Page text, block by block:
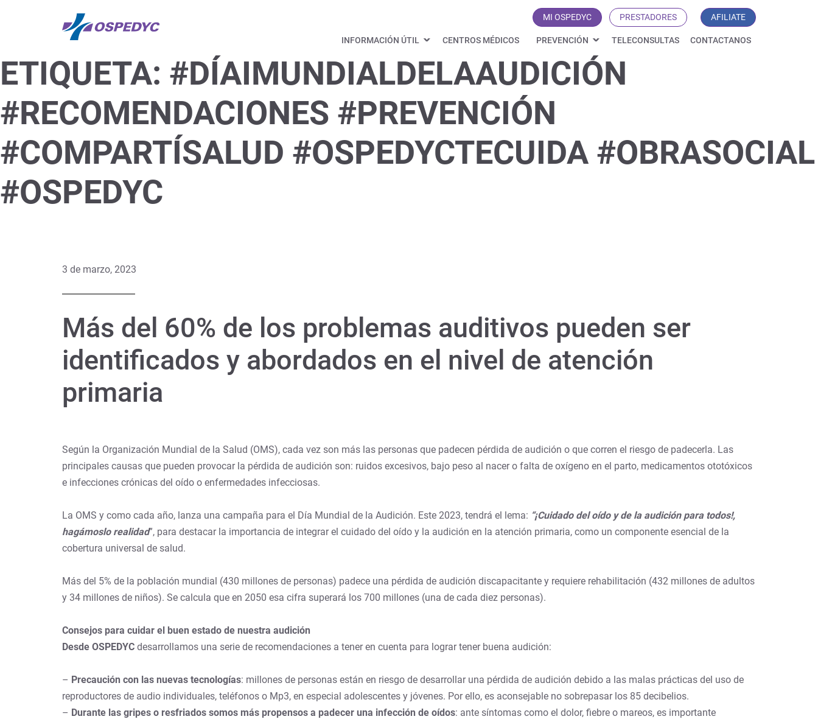
MI OSPEDYC PRESTADORES AFILIATE
INFORMACIÓN ÚTIL CENTROS MÉDICOS PREVENCIÓN TELECONSULTAS CONTACTANOS
ETIQUETA: #DÍAIMUNDIALDELAAUDICIÓN
#RECOMENDACIONES #PREVENCIÓN
#COMPARTÍSALUD #OSPEDYCTECUIDA #OBRASOCIAL
#OSPEDYC
3 de marzo, 2023
Más del 60% de los problemas auditivos pueden ser
identificados y abordados en el nivel de atención
primaria
Según la Organización Mundial de la Salud (OMS), cada vez son más las personas que padecen pérdida de audición o que corren el riesgo de padecerla. Las
principales causas que pueden provocar la pérdida de audición son: ruidos excesivos, bajo peso al nacer o falta de oxígeno en el parto, medicamentos ototóxicos
e infecciones crónicas del oído o enfermedades infecciosas.
La OMS y como cada año, lanza una campaña para el Día Mundial de la Audición. Este 2023, tendrá el lema: “¡Cuidado del oído y de la audición para todos!,
hagámoslo realidad”, para destacar la importancia de integrar el cuidado del oído y la audición en la atención primaria, como un componente esencial de la
cobertura universal de salud.
Más del 5% de la población mundial (430 millones de personas) padece una pérdida de audición discapacitante y requiere rehabilitación (432 millones de adultos
y 34 millones de niños). Se calcula que en 2050 esa cifra superará los 700 millones (una de cada diez personas).
Consejos para cuidar el buen estado de nuestra audición
Desde OSPEDYC desarrollamos una serie de recomendaciones a tener en cuenta para lograr tener buena audición:
– Precaución con las nuevas tecnologías: millones de personas están en riesgo de desarrollar una pérdida de audición debido a las malas prácticas del uso de
reproductores de audio individuales, teléfonos o Mp3, en especial adolescentes y jóvenes. Por ello, es aconsejable no sobrepasar los 85 decibelios.
– Durante las gripes o resfriados somos más propensos a padecer una infección de oídos: ante síntomas como el dolor, fiebre o mareos, es importante